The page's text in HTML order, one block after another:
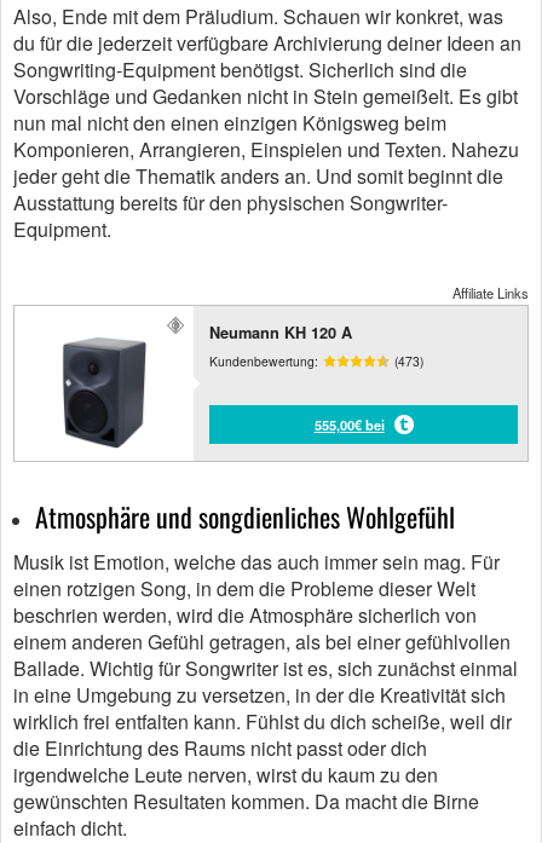
Also, Ende mit dem Präludium. Schauen wir konkret, was
du für die jederzeit verfügbare Archivierung deiner Ideen an
Songwriting-Equipment benötigst. Sicherlich sind die
Vorschläge und Gedanken nicht in Stein gemeißelt. Es gibt
nun mal nicht den einen einzigen Königsweg beim
Komponieren, Arrangieren, Einspielen und Texten. Nahezu
jeder geht die Thematik anders an. Und somit beginnt die
Ausstattung bereits für den physischen Songwriter-
Equipment.
Affiliate Links
Neumann KH 120 A
Kundenbewertung: (473)
555,00€ bei
Atmosphäre und songdienliches Wohlgefühl
Musik ist Emotion, welche das auch immer sein mag. Für
einen rotzigen Song, in dem die Probleme dieser Welt
beschrien werden, wird die Atmosphäre sicherlich von
einem anderen Gefühl getragen, als bei einer gefühlvollen
Ballade. Wichtig für Songwriter ist es, sich zunächst einmal
in eine Umgebung zu versetzen, in der die Kreativität sich
wirklich frei entfalten kann. Fühlst du dich scheiße, weil dir
die Einrichtung des Raums nicht passt oder dich
irgendwelche Leute nerven, wirst du kaum zu den
gewünschten Resultaten kommen. Da macht die Birne
einfach dicht.